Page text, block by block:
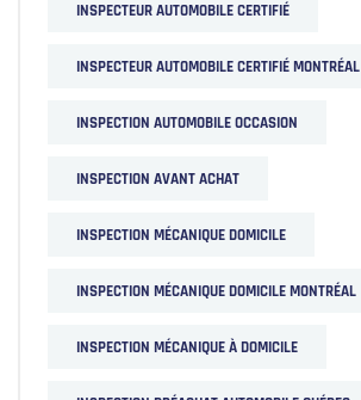
INSPECTEUR AUTOMOBILE CERTIFIÉ
INSPECTEUR AUTOMOBILE CERTIFIÉ MONTRÉAL
INSPECTION AUTOMOBILE OCCASION
INSPECTION AVANT ACHAT
INSPECTION MÉCANIQUE DOMICILE
INSPECTION MÉCANIQUE DOMICILE MONTRÉAL
INSPECTION MÉCANIQUE À DOMICILE